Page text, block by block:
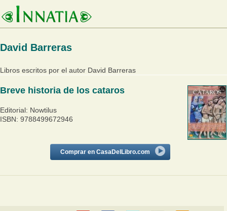
David Barreras
Libros escritos por el autor David Barreras
Breve historia de los cataros
Editorial: Nowtilus
ISBN: 9788499672946
Comprar en CasaDelLibro.com